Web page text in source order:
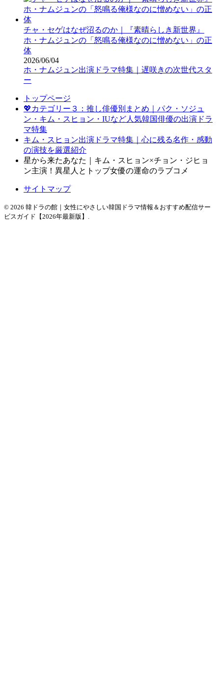
チャ・セゲはなぜ沼るのか｜『素晴らしき新世界』
ホ・ナムジュンの「怒鳴る俺様なのに憎めない」の正
体
2026/06/04
ホ・ナムジュン出演ドラマ特集｜遅咲きの次世代スタ
ー
トップページ
💖カテゴリー３：推し俳優別まとめ｜パク・ソジュ
ン・キム・スヒョン・IUなど人気韓国俳優の出演ドラ
マ特集
キム・スヒョン出演ドラマ特集｜心に残る名作・感動
の演技を厳選紹介
星から来たあなた｜キム・スヒョン×チョン・ジヒョ
ン主演！異星人とトップ女優の運命のラブコメ
サイトマップ
© 2026 韓ドラの館｜女性にやさしい韓国ドラマ情報＆おすすめ配信サー
ビスガイド【2026年最新版】.